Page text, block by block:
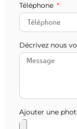
Téléphone
Décrivez nous
Ajouter une